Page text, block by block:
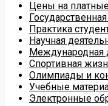
Цены на
Практика
Научная
Международная
Спортивная
Олимпиады и
Учебные
Электронные